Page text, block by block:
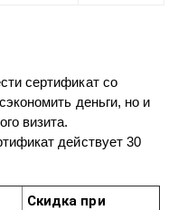
сертификат со
деньги, но и
визита.
действует 30
Скидка при